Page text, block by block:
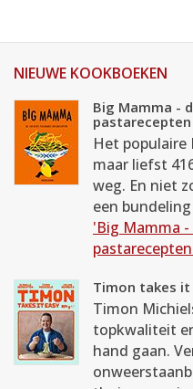
NIEUWE KOOKBOEKEN
Big Mamma -
pastarecepten
Het
maar liefst
weg. En niet
een
'Big Mamma
Timon takes it
Timon
topkwaliteit
hand gaan.